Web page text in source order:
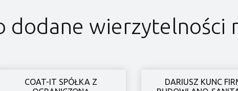
dodane wierzytelności
COAT-IT SPÓŁKA Z
DARIUSZ KUNC